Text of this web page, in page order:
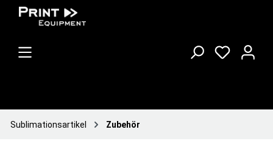
Sublimationsartikel Zubehör